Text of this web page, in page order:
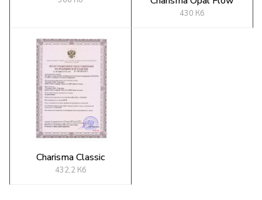
430 Кб
Charisma Classic
432,2 Кб